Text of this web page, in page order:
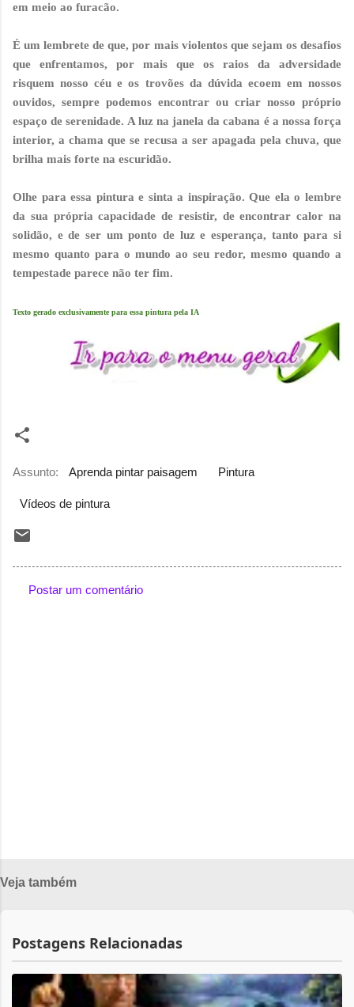
em meio ao furacão.
É um lembrete de que, por mais violentos que sejam os desafios
que enfrentamos, por mais que os raios da adversidade
risquem nosso céu e os trovões da dúvida ecoem em nossos
ouvidos, sempre podemos encontrar ou criar nosso próprio
espaço de serenidade. A luz na janela da cabana é a nossa força
interior, a chama que se recusa a ser apagada pela chuva, que
brilha mais forte na escuridão.
Olhe para essa pintura e sinta a inspiração. Que ela o lembre
da sua própria capacidade de resistir, de encontrar calor na
solidão, e de ser um ponto de luz e esperança, tanto para si
mesmo quanto para o mundo ao seu redor, mesmo quando a
tempestade parece não ter fim.
Texto gerado exclusivamente para essa pintura pela IA
Assunto: Aprenda pintar paisagem Pintura
Vídeos de pintura
Postar um comentário
Veja também
Postagens Relacionadas